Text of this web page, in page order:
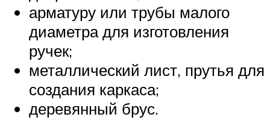
арматуру или трубы малого
диаметра для изготовления
ручек;
металлический лист, прутья для
создания каркаса;
деревянный брус.